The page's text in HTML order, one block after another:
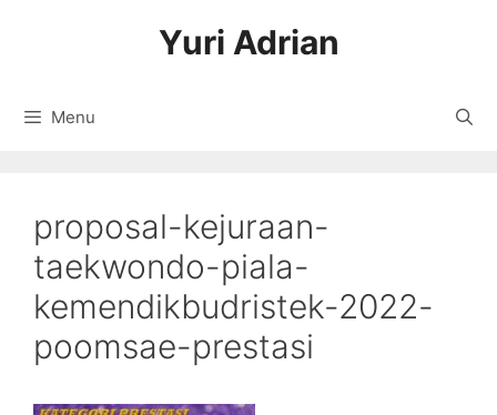
Yuri Adrian
Menu
proposal-kejuraan-
taekwondo-piala-
kemendikbudristek-2022-
poomsae-prestasi